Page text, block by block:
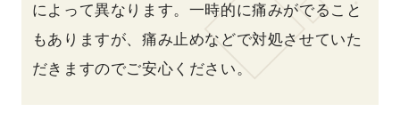
によって異なります。一時的に痛みがでること
もありますが、痛み止めなどで対処させていた
だきますのでご安心ください。